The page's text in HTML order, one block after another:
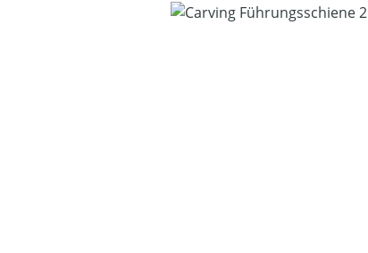
Bildergalerie überspringen